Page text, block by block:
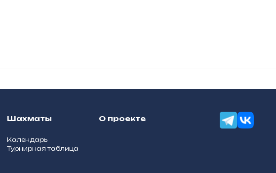
Шахматы
Календарь
Турнирная таблица
О проекте